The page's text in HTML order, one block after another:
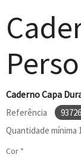
Caderno Capa
Referência
93726
Quantidade mínima
Cor *